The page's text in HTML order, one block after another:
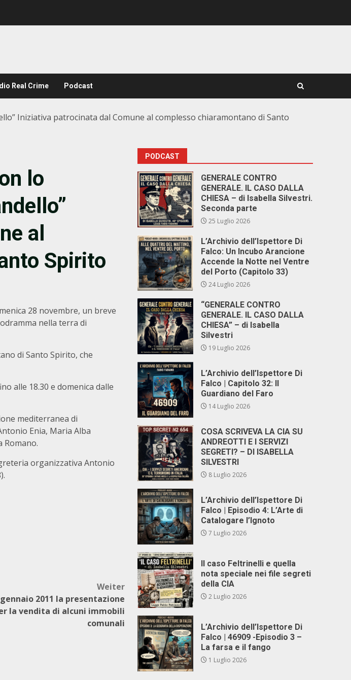
Real Crime Podcast
Iniziativa patrocinata dal Comune al complesso chiaramontano di Santo
lo
al
Spirito
28 novembre, un breve
nella terra di
di Santo Spirito, che
alle 18.30 e domenica dalle
mediterranea di
Enia, Maria Alba
Romano.
organizzativa Antonio
Weiter
2011 la presentazione
la vendita di alcuni immobili
comunali
PODCAST
GENERALE CONTRO
GENERALE. IL CASO DALLA
CHIESA – di Isabella Silvestri.
Seconda parte
25 Luglio 2026
L’Archivio dell’Ispettore Di
Falco: Un Incubo Arancione
Accende la Notte nel Ventre
del Porto (Capitolo 33)
24 Luglio 2026
“GENERALE CONTRO
GENERALE. IL CASO DALLA
CHIESA” – di Isabella
Silvestri
19 Luglio 2026
L’Archivio dell’Ispettore Di
Falco | Capitolo 32: Il
Guardiano del Faro
14 Luglio 2026
COSA SCRIVEVA LA CIA SU
ANDREOTTI E I SERVIZI
SEGRETI? – DI ISABELLA
SILVESTRI
8 Luglio 2026
L’Archivio dell’Ispettore Di
Falco | Episodio 4: L’Arte di
Catalogare l’Ignoto
7 Luglio 2026
Il caso Feltrinelli e quella
nota speciale nei file segreti
della CIA
2 Luglio 2026
L’Archivio dell’Ispettore Di
Falco | 46909 -Episodio 3 –
La farsa e il fango
1 Luglio 2026